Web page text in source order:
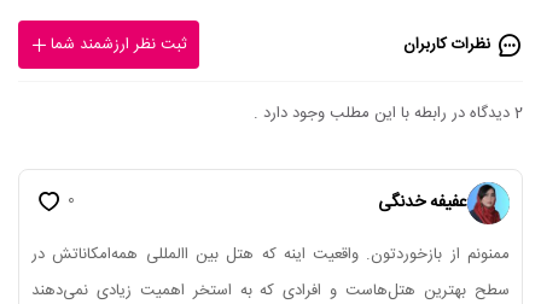
نظرات کاربران ثبت نظر ارزشمند شما
2 دیدگاه در رابطه با این مطلب وجود دارد .
عفیفه خدنگی
ممنونم از بازخوردتون. واقعیت اینه که هتل بین االمللی همه‌امکاناتش در
سطح بهترین هتل‌هاست و افرادی که به استخر اهمیت زیادی نمی‌دهند
0